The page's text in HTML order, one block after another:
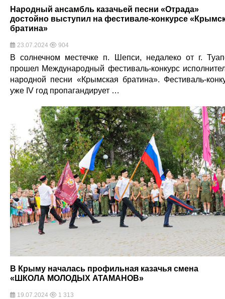
Народный ансамбль казачьей песни «Отрада»
достойно выступил на фестивале-конкурсе
братина»
23.07.2024 904
В солнечном местечке п. Шепси, недалеко от г.
прошел Международный фестиваль-конкурс
народной песни «Крымская братина». Фестиваль-
уже IV год пропагандирует …
В Крыму началась профильная казачья смена
«ШКОЛА МОЛОДЫХ АТАМАНОВ»
19.07.2024 1 313